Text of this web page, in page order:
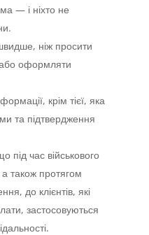
— і ніхто не
ніж просити
оформляти
крім тієї, яка
та підтвердження
під час військового
також протягом
до клієнтів, які
застосовуються